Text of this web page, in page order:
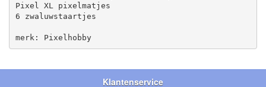
Pixel XL pixelmatjes
6 zwaluwstaartjes
merk: Pixelhobby
Klantenservice